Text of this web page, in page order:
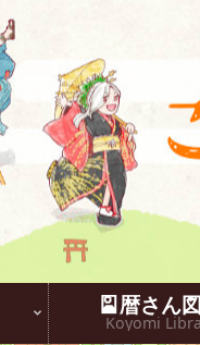
🎴暦さん
Koyomi